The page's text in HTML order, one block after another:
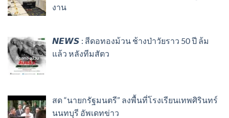
งาน
𝙉𝙀𝙒𝙎 : สีดอทองม้วน ช้างป่าวัยราว 50 ปี ล้ม
แล้ว หลังทีมสัตว
สด “นายกรัฐมนตรี” ลงพื้นที่โรงเรียนเทพศิรินทร์
นนทบุรี อัพเดทข่าว